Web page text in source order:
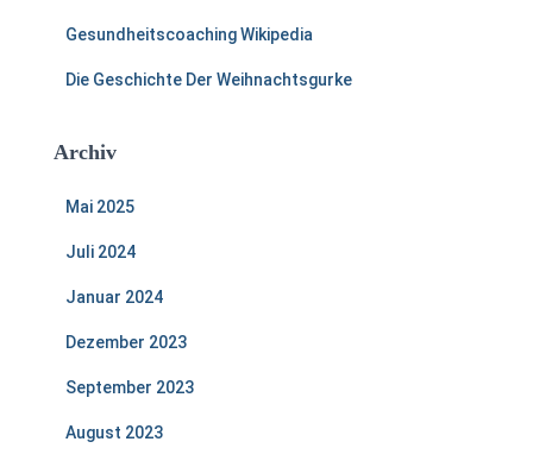
Gesundheitscoaching Wikipedia
Die Geschichte Der Weihnachtsgurke
Archiv
Mai 2025
Juli 2024
Januar 2024
Dezember 2023
September 2023
August 2023